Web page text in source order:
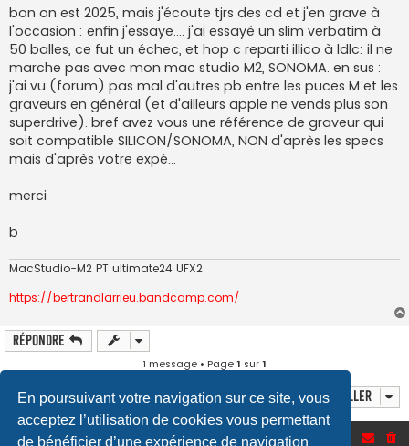
En poursuivant votre navigation sur ce site, vous
acceptez l’utilisation de cookies vous permettant
de bénéficier d’une expérience de navigation
g
e
n
o
n
l
u
bon on est 2025, mais j'écoute tjrs des cd et j'en grave à
l'occasion : enfin j'essaye.... j'ai essayé un slim verbatim à
50 balles, ce fut un échec, et hop c reparti illico à ldlc: il ne
marche pas avec mon mac studio M2, SONOMA. en sus :
j'ai vu (forum) pas mal d'autres pb entre les puces M et les
graveurs en général (et d'ailleurs apple ne vends plus son
superdrive). bref avez vous une référence de graveur qui
soit compatible SILICON/SONOMA, NON d'après les specs
mais d'après votre expé...
merci
b
MacStudio-M2 PT ultimate24 UFX2
https://bertrandlarrieu.bandcamp.com/
Répondre
1 message • Page1 sur1
Aller
Accueil du forum